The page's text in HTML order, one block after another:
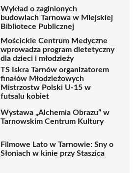
Wykład o zaginionych
budowlach Tarnowa w Miejskiej
Bibliotece Publicznej
Mościckie Centrum Medyczne
wprowadza program dietetyczny
dla dzieci i młodzieży
TS Iskra Tarnów organizatorem
finałów Młodzieżowych
Mistrzostw Polski U-15 w
futsalu kobiet
Wystawa „Alchemia Obrazu” w
Tarnowskim Centrum Kultury
Filmowe Lato w Tarnowie: Sny o
Słoniach w kinie przy Staszica